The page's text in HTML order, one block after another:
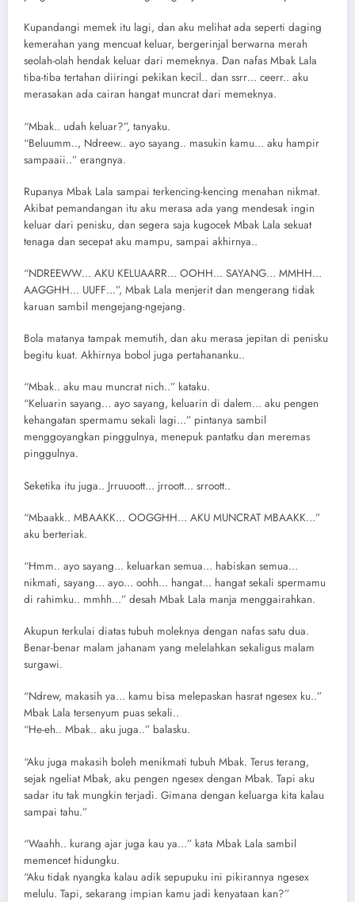
Kupandangi memek itu lagi, dan aku melihat ada seperti daging
kemerahan yang mencuat keluar, bergerinjal berwarna merah
seolah-olah hendak keluar dari memeknya. Dan nafas Mbak Lala
tiba-tiba tertahan diiringi pekikan kecil.. dan ssrr… ceerr.. aku
merasakan ada cairan hangat muncrat dari memeknya.
“Mbak.. udah keluar?”, tanyaku.
“Beluumm.., Ndreew.. ayo sayang.. masukin kamu… aku hampir
sampaaii..” erangnya.
Rupanya Mbak Lala sampai terkencing-kencing menahan nikmat.
Akibat pemandangan itu aku merasa ada yang mendesak ingin
keluar dari penisku, dan segera saja kugocek Mbak Lala sekuat
tenaga dan secepat aku mampu, sampai akhirnya..
“NDREEWW… AKU KELUAARR… OOHH… SAYANG… MMHH…
AAGGHH… UUFF…”, Mbak Lala menjerit dan mengerang tidak
karuan sambil mengejang-ngejang.
Bola matanya tampak memutih, dan aku merasa jepitan di penisku
begitu kuat. Akhirnya bobol juga pertahananku..
“Mbak.. aku mau muncrat nich..” kataku.
“Keluarin sayang… ayo sayang, keluarin di dalem… aku pengen
kehangatan spermamu sekali lagi…” pintanya sambil
menggoyangkan pinggulnya, menepuk pantatku dan meremas
pinggulnya.
Seketika itu juga.. Jrruuoott… jrroott… srroott..
“Mbaakk.. MBAAKK… OOGGHH… AKU MUNCRAT MBAAKK…”
aku berteriak.
“Hmm.. ayo sayang… keluarkan semua… habiskan semua…
nikmati, sayang… ayo… oohh… hangat… hangat sekali spermamu
di rahimku.. mmhh…” desah Mbak Lala manja menggairahkan.
Akupun terkulai diatas tubuh moleknya dengan nafas satu dua.
Benar-benar malam jahanam yang melelahkan sekaligus malam
surgawi.
“Ndrew, makasih ya… kamu bisa melepaskan hasrat ngesex ku..”
Mbak Lala tersenyum puas sekali..
“He-eh.. Mbak.. aku juga..” balasku.
“Aku juga makasih boleh menikmati tubuh Mbak. Terus terang,
sejak ngeliat Mbak, aku pengen ngesex dengan Mbak. Tapi aku
sadar itu tak mungkin terjadi. Gimana dengan keluarga kita kalau
sampai tahu.”
“Waahh.. kurang ajar juga kau ya…” kata Mbak Lala sambil
memencet hidungku.
“Aku tidak nyangka kalau adik sepupuku ini pikirannya ngesex
melulu. Tapi, sekarang impian kamu jadi kenyataan kan?”